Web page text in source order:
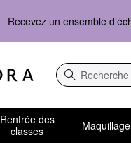
Recevez un ensemble
Recherche
Rentrée des
classes
Maquillage